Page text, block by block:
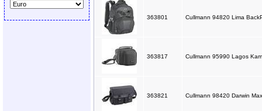
363801 Cullmann 94820 Lima
363817 Cullmann 95990 Lagos
363821 Cullmann 98420 Darwin